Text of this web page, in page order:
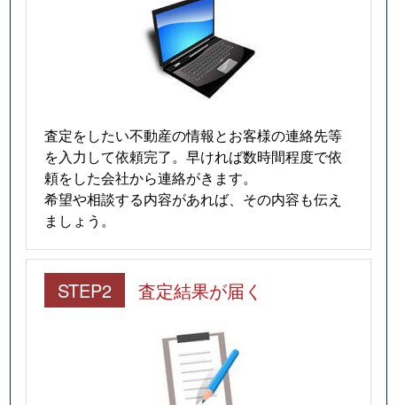
査定をしたい不動産の情報とお客様の連絡先等
を入力して依頼完了。早ければ数時間程度で依
頼をした会社から連絡がきます。
希望や相談する内容があれば、その内容も伝え
ましょう。
STEP2 査定結果が届く